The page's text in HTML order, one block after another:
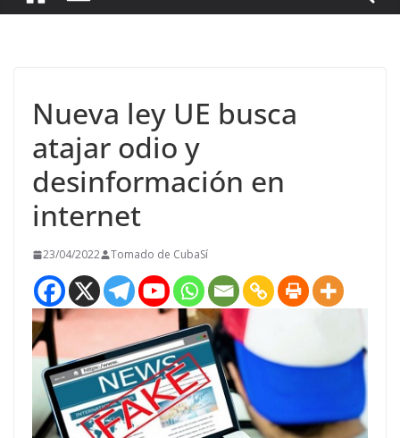
Nueva ley UE busca
atajar odio y
desinformación en
internet
23/04/2022 Tomado de CubaSí